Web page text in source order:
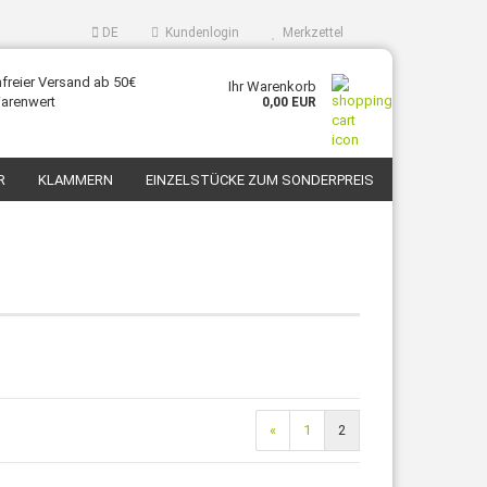
DE Kundenlogin Merkzettel
Versand ab 50€
Ihr Warenkorb
0,00 EUR
KLAMMERN EINZELSTÜCKE ZUM SONDERPREIS
« 1 2